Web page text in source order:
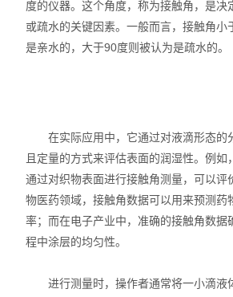
扭转试验机
跌落试验机
振动试验机
耐磨试验机
疲劳寿命试验机
点击划线试验机
度的仪器。这个角度，称为接触角，是决
或疏水的关键因素。一般而言，接触角小
是亲水的，大于90度则被认为是疏水的。
在实际应用中，它通过对液滴形态的
且定量的方式来评估表面的润湿性。例如
通过对织物表面进行接触角测量，可以评
物医药领域，接触角数据可以用来预测药
率；而在电子产业中，准确的接触角数据
程中涂层的均匀性。
进行测量时，操作者通常将一小滴液